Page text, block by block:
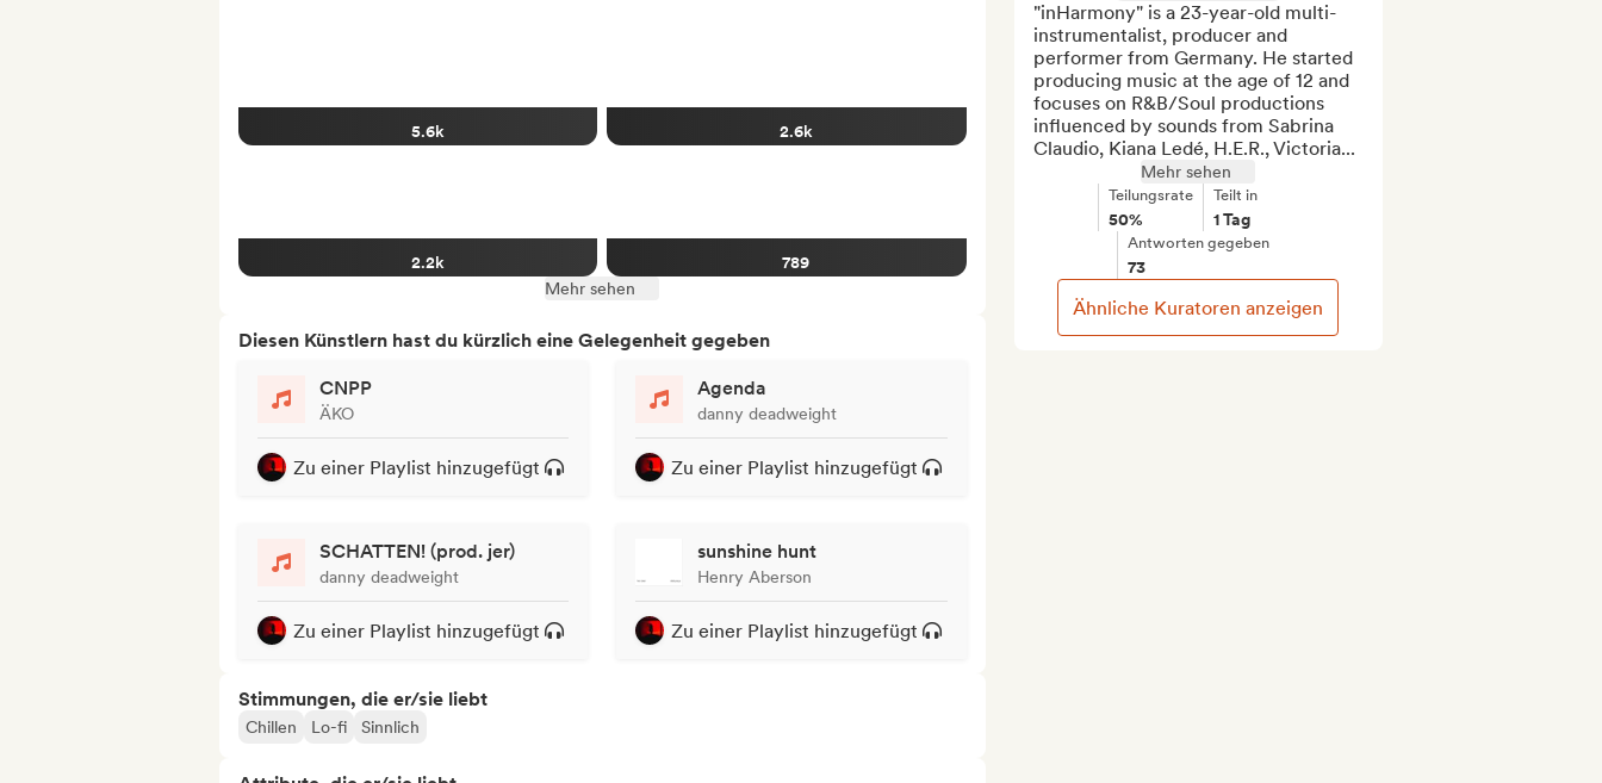
5.6k 2.6k
2.2k
789
Mehr sehen
Diesen Künstlern hast du kürzlich eine Gelegenheit gegeben
CNPP
ÄKO
Zu einer Playlist hinzugefügt
Agenda
danny deadweight
Zu einer Playlist hinzugefügt
SCHATTEN! (prod. jer)
danny deadweight
Zu einer Playlist hinzugefügt
sunshine hunt
Henry Aberson
Zu einer Playlist hinzugefügt
Stimmungen, die er/sie liebt
Chillen Lo-fi Sinnlich
"inHarmony" is a 23-year-old multi-
instrumentalist, producer and
performer from Germany. He started
producing music at the age of 12 and
focuses on R&B/Soul productions
influenced by sounds from Sabrina
Claudio, Kiana Ledé, H.E.R., Victoria...
Mehr sehen
Teilungsrate
50%
Teilt in
1 Tag
Antworten gegeben
73
Ähnliche Kuratoren anzeigen